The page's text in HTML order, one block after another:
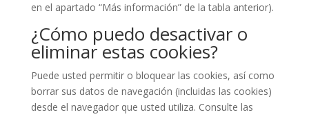
en el apartado “Más información” de la tabla anterior).
¿Cómo puedo desactivar o
eliminar estas cookies?
Puede usted permitir o bloquear las cookies, así como
borrar sus datos de navegación (incluidas las cookies)
desde el navegador que usted utiliza. Consulte las